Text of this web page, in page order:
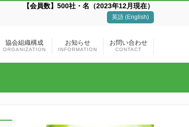
【会員数】500社・名（2023年12月現在）
英語 (English)
協会組織構成
ORGANIZATION
お知らせ
INFORMATION
お問い合わせ
CONTACT